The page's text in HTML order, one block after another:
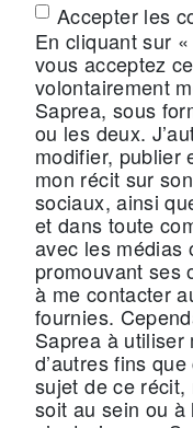
Accepter les
En cliquant sur
vous acceptez
volontairement
Saprea, sous
ou les deux.
modifier, publier
mon récit sur
sociaux, ainsi
et dans toute
avec les médias
promouvant ses
à me contacter
fournies.
Saprea à utiliser
d’autres fins
sujet de ce
soit au sein ou à